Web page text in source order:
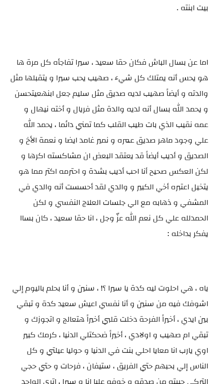
بيت ابنته .
اما عن بسال الباش فكان حقا سعيد ، سيرا تفاجأه كل مرة ها
هو يحس أنه يمتلك كل شيء ، صهيب يحب سيرا و يتقبلها مثل
والدته و أيضاً صهيب لديه صديق مثل سليم جعل ابنهعيتحسن
و يحمد الله بسال أنه لديه والدة مثل فريال و أخته نيهال و
عمه نقيب الذي بات طيب القلب كما تمني دائما ، يحمد الله
علي وجود ماهر صديق عمره و نمير غامد ايضا و نعمة الأخ و
الصديق و أديب أيضاً قد يعتقد البعض ان مشاكسته اكرها و
لكن العكس صحيح أنا احب أديب بشدة و احترمه اكتر مما هو
يتخيل اعتبره أخي الكبير و والدي لقد أحسست أنه والدي في
المشفي و ذهابه مع الي جلسات العلاج النفسي و لكن
الحمدلله علي كل نعم الله عزّ وجل ، انا حقا سعيد ، كان بساا
يفكر بداخله :
ياه ، هي احلوت ليه كدة يا سيرا ؟! ، سنين و أنا بحلم باليوم إلي
اشوفك فيه من سنين و أنا نفسي اعيش سعيد كدة و تبقي
بين ايدي ، أخيراً الفرحة دخلت قلبي أخيراً هتعالج و اتجوزك و
تبقي ام صهيب و اولادي ، أخيراً ضحكتلي الدنيا ، كرمك كبير
اوي يارب انا معايا احلي بنت في الدنيا و حوليا عيلتي و كل
الناس إلي بحبهم حتي الفريق ، ستيفان ، فرحات و حتي حجي